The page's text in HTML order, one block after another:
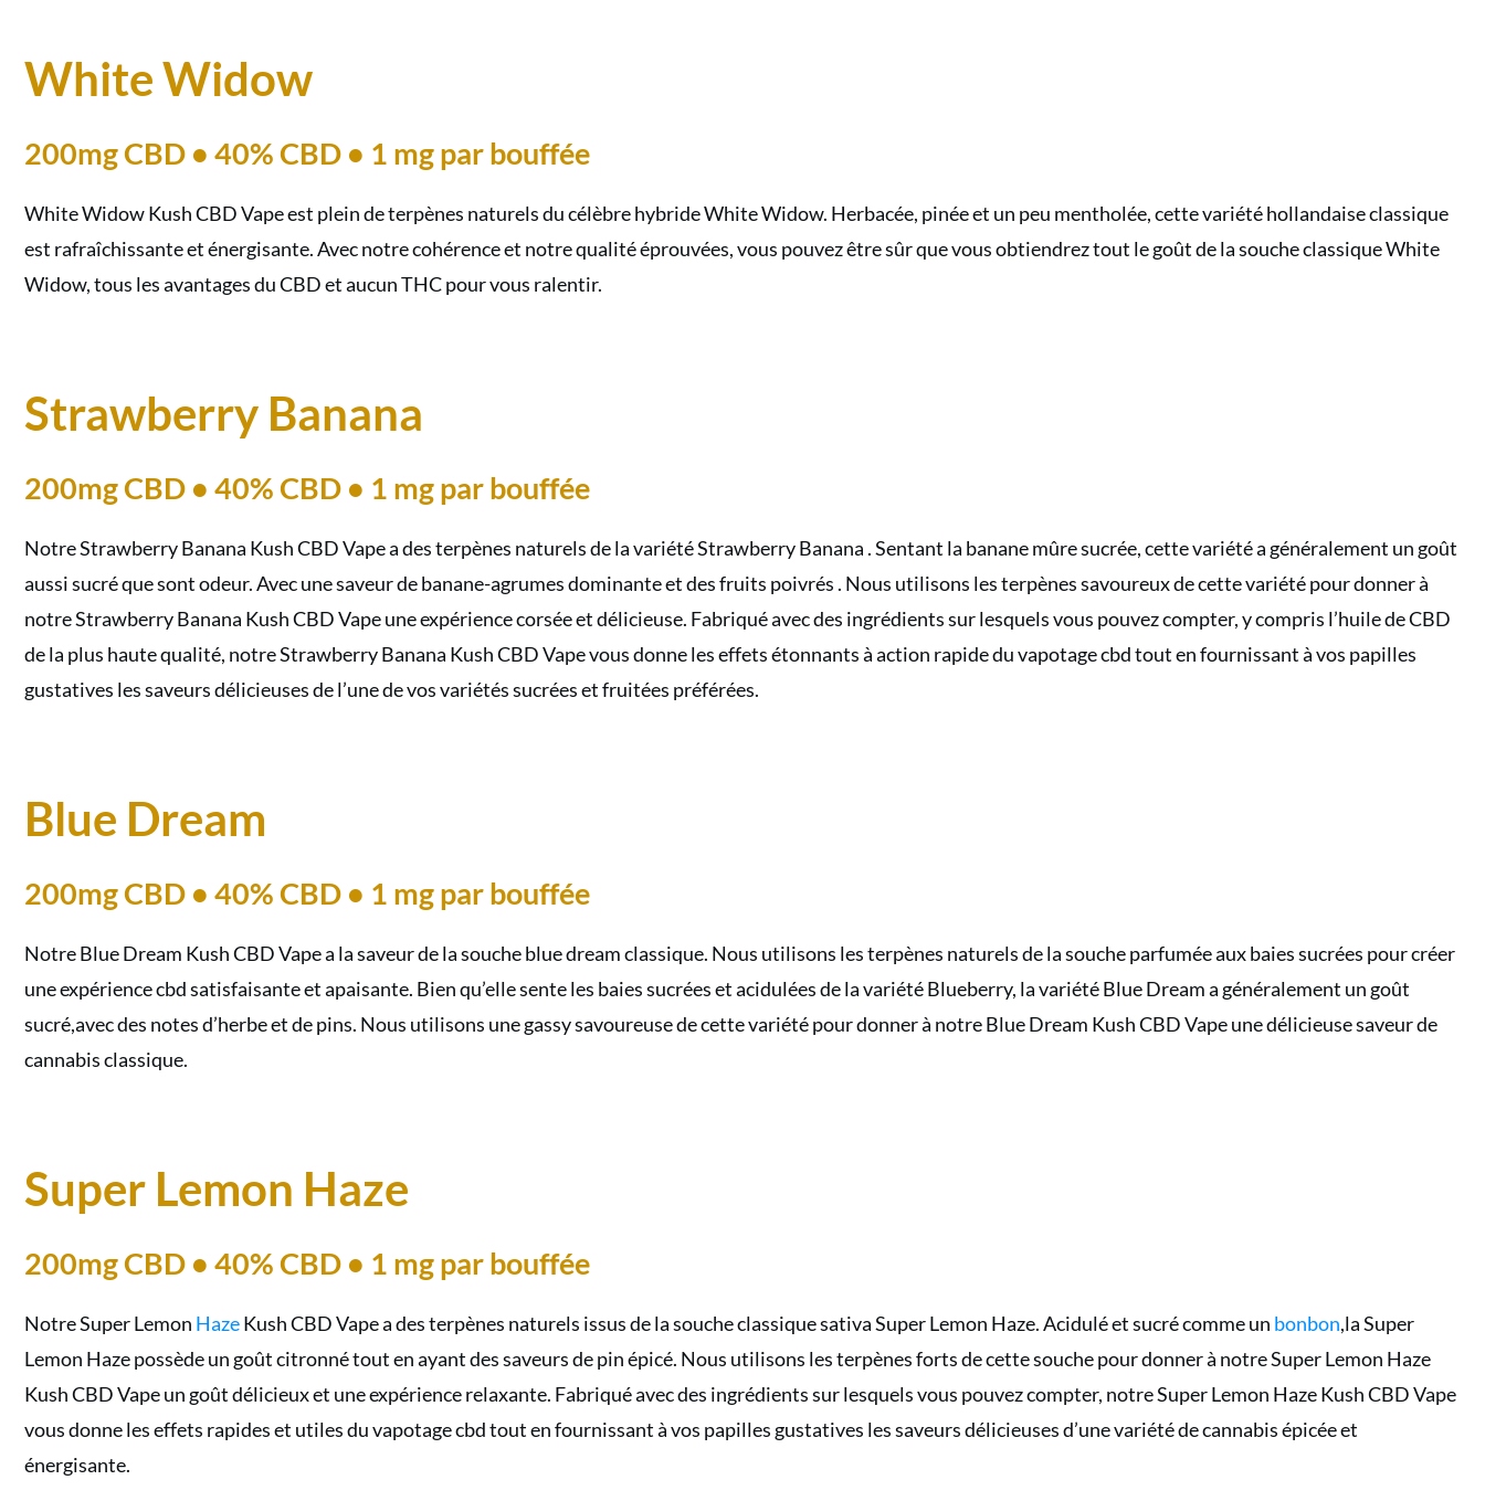
White Widow
200mg CBD • 40% CBD • 1 mg par bouffée
White Widow Kush CBD Vape est plein de terpènes naturels du célèbre hybride White Widow. Herbacée, pinée et un peu mentholée, cette variété hollandaise classique
est rafraîchissante et énergisante. Avec notre cohérence et notre qualité éprouvées, vous pouvez être sûr que vous obtiendrez tout le goût de la souche classique White
Widow, tous les avantages du CBD et aucun THC pour vous ralentir.
Strawberry Banana
200mg CBD • 40% CBD • 1 mg par bouffée
Notre Strawberry Banana Kush CBD Vape a des terpènes naturels de la variété Strawberry Banana . Sentant la banane mûre sucrée, cette variété a généralement un goût
aussi sucré que sont odeur. Avec une saveur debanane-agrumes dominante et des fruits poivrés . Nous utilisons les terpènes savoureux de cette variété pour donner à
notre Strawberry Banana Kush CBD Vape une expérience corsée et délicieuse. Fabriqué avec des ingrédients sur lesquels vous pouvez compter, y compris l’huile de CBD
de la plus haute qualité, notre Strawberry Banana Kush CBD Vape vous donne les effets étonnants à action rapide du vapotage cbd tout en fournissant à vos papilles
gustatives les saveurs délicieuses de l’une de vos variétés sucrées et fruitées préférées.
Blue Dream
200mg CBD • 40% CBD • 1 mg par bouffée
Notre Blue Dream Kush CBD Vape a la saveur de la souche blue dream classique. Nous utilisons les terpènes naturels de la souche parfumée aux baies sucrées pour créer
une expérience cbd satisfaisante et apaisante. Bien qu’elle sente les baies sucrées et acidulées dela variété Blueberry, la variété Blue Dream a généralement un goût
sucré,avec des notes d’herbe et de pins. Nous utilisons une gassy savoureuse de cette variété pour donner à notre Blue Dream Kush CBD Vape une délicieuse saveur de
cannabis classique.
Super Lemon Haze
200mg CBD • 40% CBD • 1 mg par bouffée
Notre Super Lemon HazeKush CBD Vape a des terpènes naturels issus de la souche classique sativa Super Lemon Haze. Acidulé et sucré comme un bonbon,la Super
Lemon Haze possède un goût citronné tout en ayant des saveurs de pin épicé. Nous utilisons les terpènes forts de cette souche pour donner à notre Super Lemon Haze
Kush CBD Vape un goût délicieux et une expérience relaxante. Fabriqué avec des ingrédients sur lesquels vous pouvez compter, notre Super Lemon Haze Kush CBD Vape
vous donne les effets rapides et utiles du vapotage cbd tout en fournissant à vos papilles gustatives les saveurs délicieuses d’une variété de cannabis épicée et
énergisante.